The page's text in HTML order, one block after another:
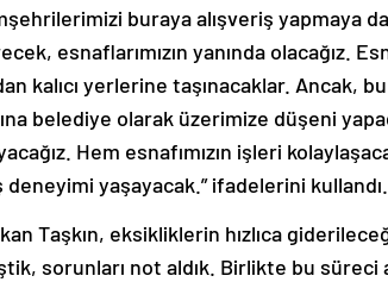
buraya alışveriş yapmaya
esnaflarımızın yanında olacağız.
kalıcı yerlerine taşınacaklar. Ancak,
belediye olarak üzerimize düşeni
Hem esnafımızın işleri
yaşayacak.” ifadelerini kullandı.
Taşkın, eksikliklerin hızlıca
sorunları not aldık. Birlikte bu